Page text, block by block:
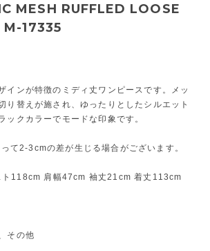
MESH RUFFLED LOOSE
M-17335
インが特徴のミディ丈ワンピースです。メッ
り替えが施され、ゆったりとしたシルエット
ックカラーでモードな印象です。
て2-3cmの差が生じる場合がございます。
ト118cm 肩幅47cm 袖丈21cm 着丈113cm
その他